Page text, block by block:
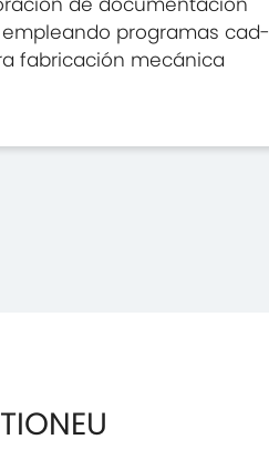
programas cad-
fabricación mecánica